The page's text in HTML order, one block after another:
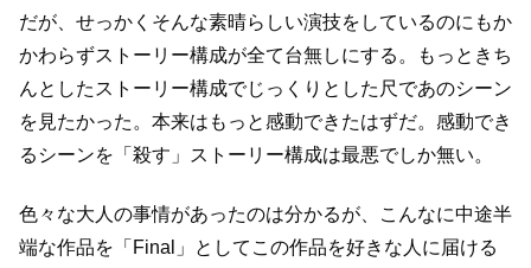
だが、せっかくそんな素晴らしい演技をしているのにもか
かわらずストーリー構成が全て台無しにする。
もっときち
んとしたストーリー構成でじっくりとした尺であのシーン
を見たかった。 本来はもっと感動できたはずだ。 感動でき
るシーンを「殺す」ストーリー構成は最悪でしか無い。
色々な大人の事情があったのは分かるが、
こんなに中途半
端な作品を「Final」としてこの作品を好きな人に届ける